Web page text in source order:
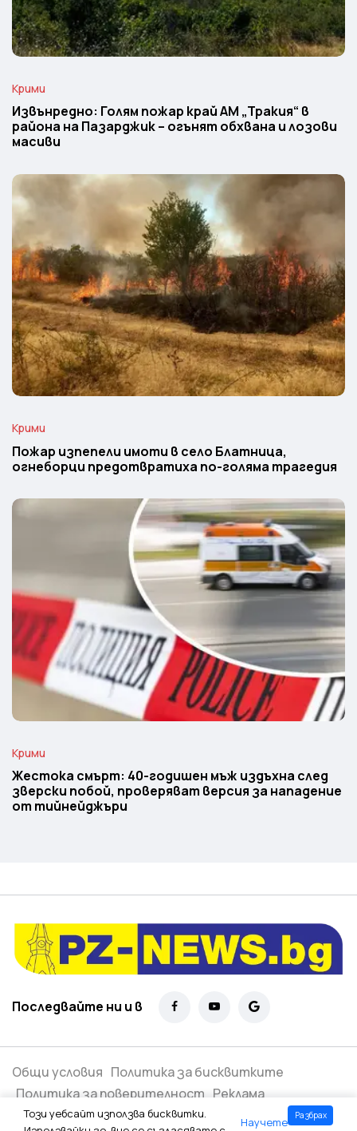
Крими
Извънредно: Голям пожар край АМ „Тракия“ в
района на Пазарджик – огънят обхвана и лозови
масиви
Крими
Пожар изпепели имоти в село Блатница,
огнеборци предотвратиха по-голяма трагедия
Крими
Жестока смърт: 40-годишен мъж издъхна след
зверски побой, проверяват версия за нападение
от тийнейджъри
Последвайте ни и в
Общи условия Политика за бисквитките
Политика за поверителност Реклама
Всички права запазени ©2026
Този уебсайт използва бисквитки.
Научете Разбрах